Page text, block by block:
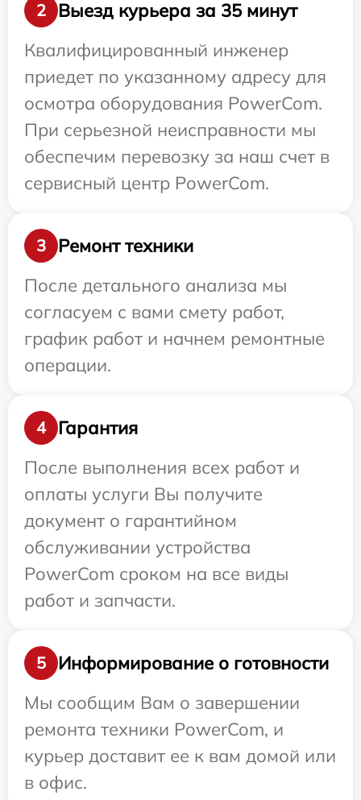
2
Выезд курьера за 35 минут
Квалифицированный инженер
приедет по указанному адресу для
осмотра оборудования PowerCom.
При серьезной неисправности мы
обеспечим перевозку за наш счет в
сервисный центр PowerCom.
3
Ремонт техники
После детального анализа мы
согласуем с вами смету работ,
график работ и начнем ремонтные
операции.
4
Гарантия
После выполнения всех работ и
оплаты услуги Вы получите
документ о гарантийном
обслуживании устройства
PowerCom сроком на все виды
работ и запчасти.
5
Информирование о готовности
Мы сообщим Вам о завершении
ремонта техники PowerCom, и
курьер доставит ее к вам домой или
в офис.